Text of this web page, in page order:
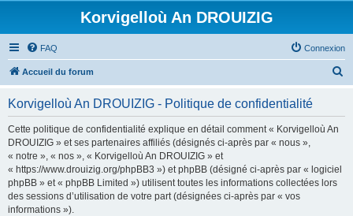
Korvigelloù An DROUIZIG
FAQ Connexion
Accueil du forum
Korvigelloù An DROUIZIG - Politique de confidentialité
Cette politique de confidentialité explique en détail comment « Korvigelloù An
DROUIZIG » et ses partenaires affiliés (désignés ci-après par « nous »,
« notre », « nos », « Korvigelloù An DROUIZIG » et
« https://www.drouizig.org/phpBB3 ») et phpBB (désigné ci-après par « logiciel
phpBB » et « phpBB Limited ») utilisent toutes les informations collectées lors
des sessions d’utilisation de votre part (désignées ci-après par « vos
informations »).